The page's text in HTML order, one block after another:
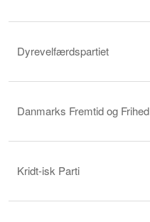
Dyrevelfærdspartiet
Danmarks Fremtid og Frihed
Kridt-isk Parti